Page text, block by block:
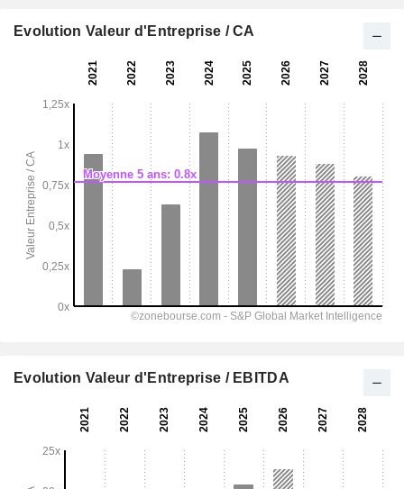
Evolution Valeur d'Entreprise / CA
Evolution Valeur d'Entreprise / EBITDA